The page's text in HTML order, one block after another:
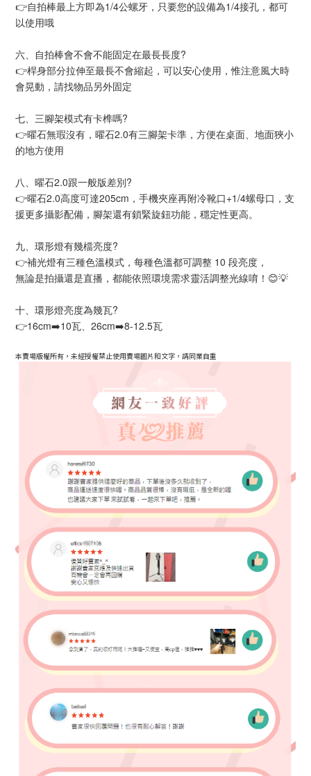
👉自拍棒最上方即為1/4公螺牙，只要您的設備為1/4接孔，都可
以使用哦
六、自拍棒會不會不能固定在最長長度?
👉桿身部分拉伸至最長不會縮起，可以安心使用，惟注意風大時
會晃動，請找物品另外固定
七、三腳架模式有卡榫嗎?
👉曜石無瑕沒有，曜石2.0有三腳架卡準，方便在桌面、地面狹小
的地方使用
八、曜石2.0跟一般版差別?
👉曜石2.0高度可達205cm，手機夾座再附冷靴口+1/4螺母口，支
援更多攝影配備，腳架還有鎖緊旋鈕功能，穩定性更高。
九、環形燈有幾檔亮度?
👉補光燈有三種色溫模式，每種色溫都可調整 10 段亮度，
無論是拍攝還是直播，都能依照環境需求靈活調整光線唷！😊💡
十、環形燈亮度為幾瓦?
👉16cm➡️10瓦、26cm➡️8-12.5瓦
本賣場版權所有，未經授權禁止使用賣場圖片和文字，請同業自重